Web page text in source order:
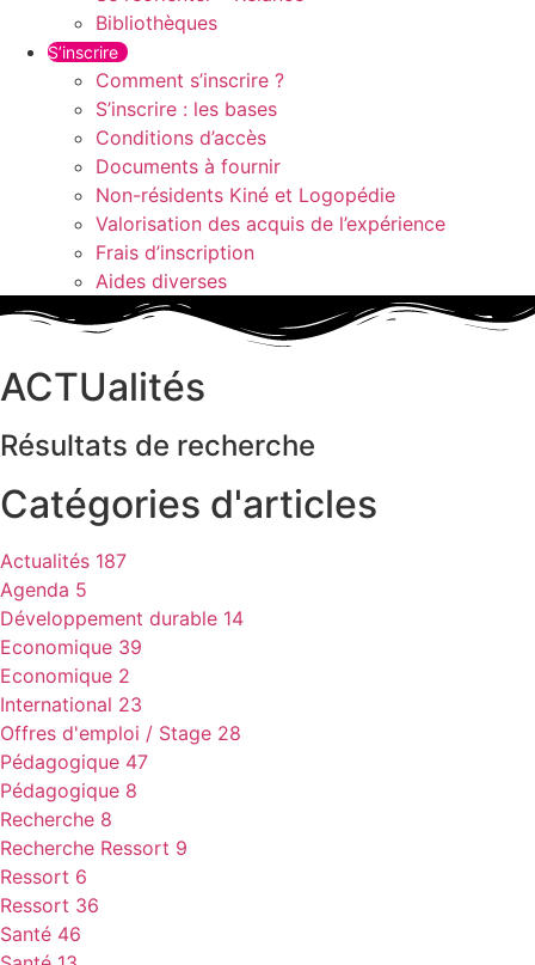
Bibliothèques
S’inscrire
Comment s’inscrire ?
S’inscrire : les bases
Conditions d’accès
Documents à fournir
Non-résidents Kiné et Logopédie
Valorisation des acquis de l’expérience
Frais d’inscription
Aides diverses
ACTUalités
Résultats de recherche
Catégories d'articles
Actualités 187
Agenda 5
Développement durable 14
Economique 39
Economique 2
International 23
Offres d'emploi / Stage 28
Pédagogique 47
Pédagogique 8
Recherche 8
Recherche Ressort 9
Ressort 6
Ressort 36
Santé 46